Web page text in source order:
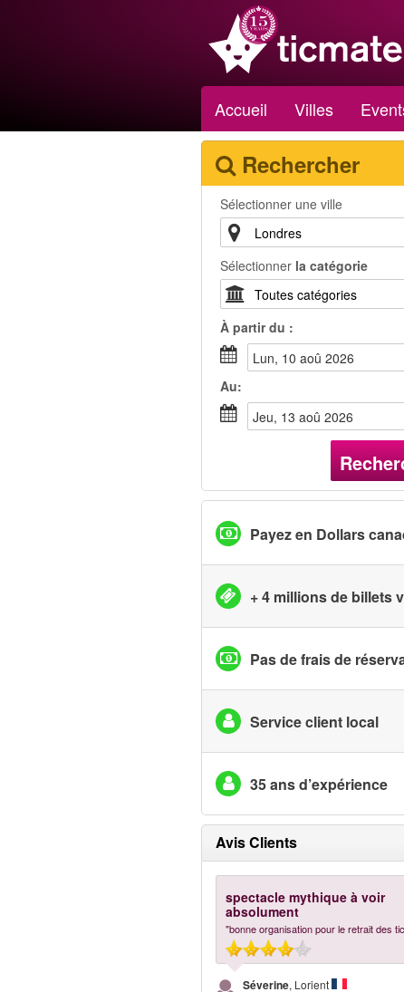
Accueil Villes
Rechercher
Sélectionner une ville
Sélectionner la catégorie
À partir du :
lun, 10 aoû 2026
Au:
jeu, 13 aoû 2026
Payez en Dollars
+ 4 millions de billets
Pas de frais de
Service client local
35 ans d’expérience
Avis Clients
spectacle mythique à voir
absolument
"bonne organisation pour le retrait des
Séverine, Lorient